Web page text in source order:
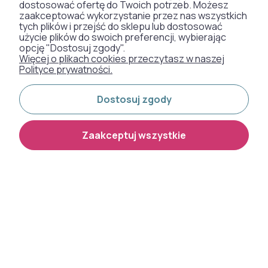
OBSŁUGA KLIENTA
PŁATNOŚCI I DOSTAWA
FIRMA
DYWANY
dostosować ofertę do Twoich potrzeb. Możesz
zaakceptować wykorzystanie przez nas wszystkich
tych plików i przejść do sklepu lub dostosować
użycie plików do swoich preferencji, wybierając
opcję "Dostosuj zgody".
Więcej o plikach cookies przeczytasz w naszej
Polityce prywatności.
Dostosuj zgody
Zaakceptuj wszystkie